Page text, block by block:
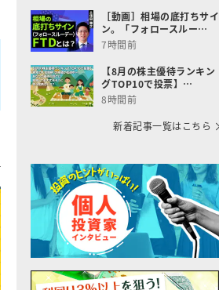
［動画］相場の底打ちサイ
ン。「フォロースルー…
7時間前
【8月の株主優待ランキン
グTOP10で投票】…
8時間前
新着記事一覧はこちら